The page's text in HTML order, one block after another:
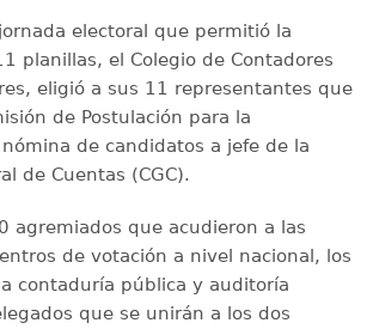
electoral que permitió la
planillas, el Colegio de Contadores
eligió a sus 11 representantes que
de Postulación para la
de candidatos a jefe de la
de Cuentas (CGC).
agremiados que acudieron a las
de votación a nivel nacional, los
contaduría pública y auditoría
que se unirán a los dos